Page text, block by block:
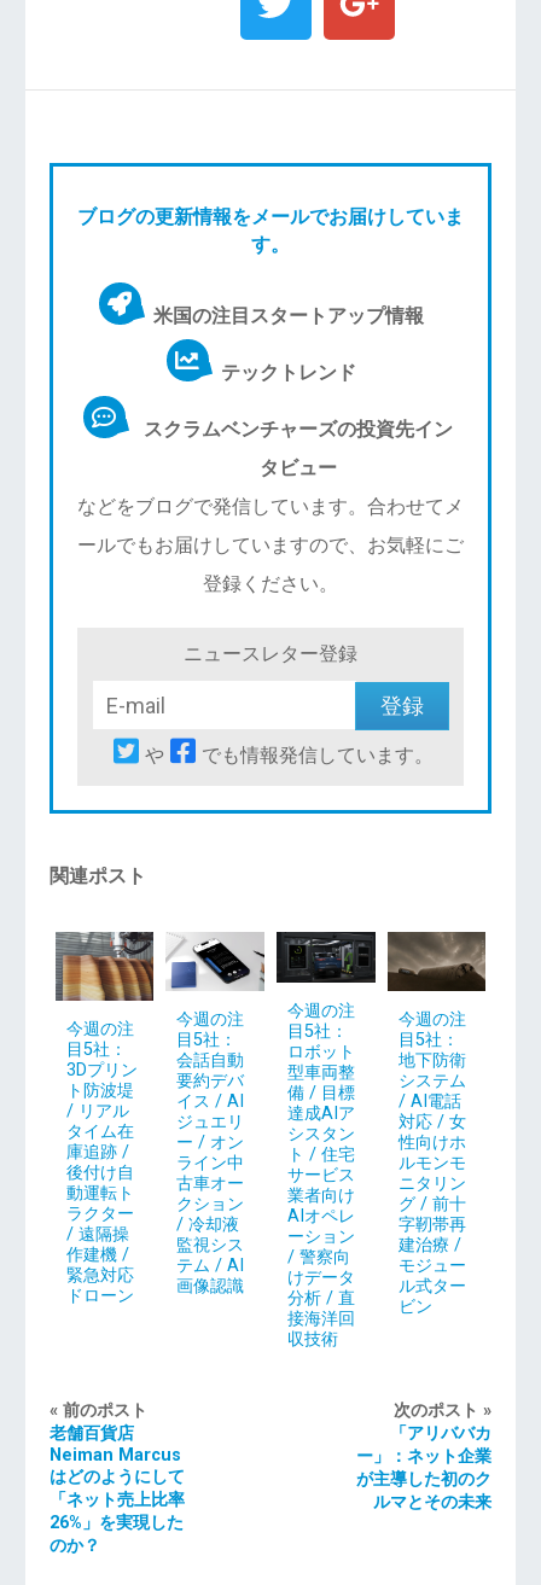
ブログの更新情報をメールでお届けしていま
す。
米国の注目スタートアップ情報
テックトレンド
スクラムベンチャーズの投資先イン
タビュー
などをブログで発信しています。合わせてメ
ールでもお届けしていますので、お気軽にご
登録ください。
ニュースレター登録
や でも情報発信しています。
関連ポスト
今週の注
目5社：
3Dプリン
ト防波堤
/ リアル
タイム在
庫追跡 /
後付け自
動運転ト
ラクター
/ 遠隔操
作建機 /
緊急対応
ドローン
今週の注
目5社：
会話自動
要約デバ
イス / AI
ジュエリ
ー / オン
ライン中
古車オー
クション
/ 冷却液
監視シス
テム / AI
画像認識
今週の注
目5社：
ロボット
型車両整
備 / 目標
達成AIア
シスタン
ト / 住宅
サービス
業者向け
AIオペレ
ーション
/ 警察向
けデータ
分析 / 直
接海洋回
収技術
今週の注
目5社：
地下防衛
システム
/ AI電話
対応 / 女
性向けホ
ルモンモ
ニタリン
グ / 前十
字靭帯再
建治療 /
モジュー
ル式ター
ビン
« 前のポスト
老舗百貨店
Neiman Marcus
はどのようにして
「ネット売上比率
26%」を実現した
のか？
次のポスト »
「アリババカ
ー」：ネット企業
が主導した初のク
ルマとその未来